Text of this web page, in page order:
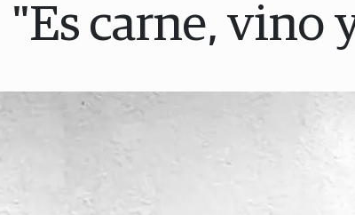
"Es carne, vino